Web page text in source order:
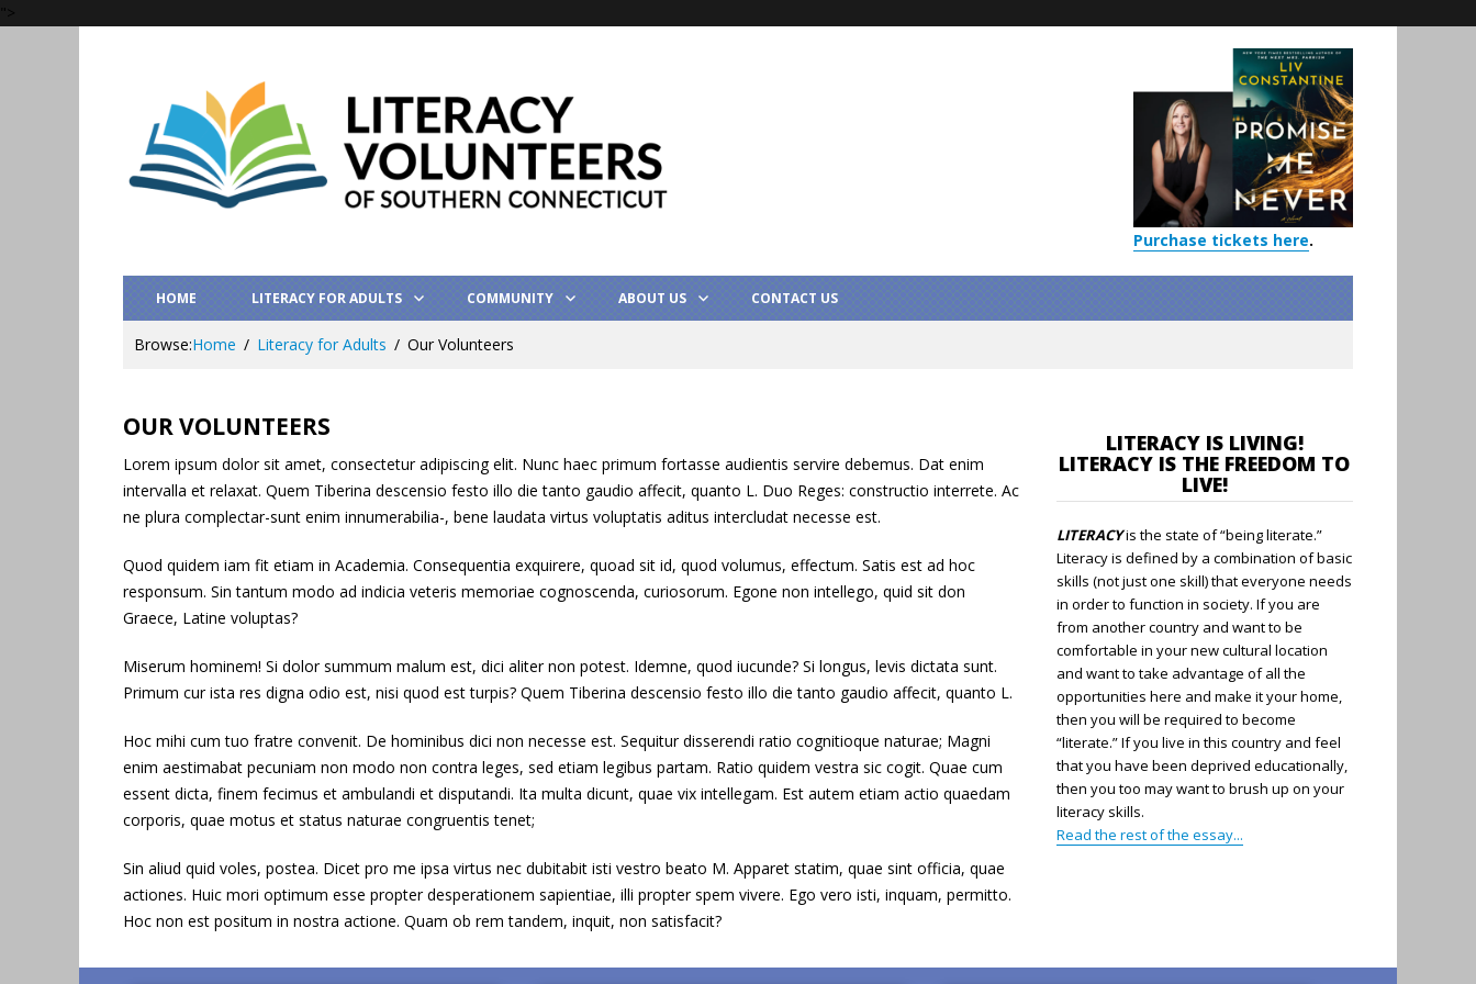
">
Purchase tickets here.
HOME LITERACY FOR ADULTS COMMUNITY ABOUT US CONTACT US
Browse:Home Literacy for Adults Our Volunteers
OUR VOLUNTEERS
Lorem ipsum dolor sit amet, consectetur adipiscing elit. Nunc haec primum fortasse audientis servire debemus. Dat enim
intervalla et relaxat. Quem Tiberina descensio festo illo die tanto gaudio affecit, quanto L. Duo Reges: constructio interrete. Ac
ne plura complectar-sunt enim innumerabilia-, bene laudata virtus voluptatis aditus intercludat necesse est.
Quod quidem iam fit etiam in Academia. Consequentia exquirere, quoad sit id, quod volumus, effectum. Satis est ad hoc
responsum. Sin tantum modo ad indicia veteris memoriae cognoscenda, curiosorum. Egone non intellego, quid sit don
Graece, Latine voluptas?
Miserum hominem! Si dolor summum malum est, dici aliter non potest. Idemne, quod iucunde? Si longus, levis dictata sunt.
Primum cur ista res digna odio est, nisi quod est turpis? Quem Tiberina descensio festo illo die tanto gaudio affecit, quanto L.
Hoc mihi cum tuo fratre convenit. De hominibus dici non necesse est. Sequitur disserendi ratio cognitioque naturae; Magni
enim aestimabat pecuniam non modo non contra leges, sed etiam legibus partam. Ratio quidem vestra sic cogit. Quae cum
essent dicta, finem fecimus et ambulandi et disputandi. Ita multa dicunt, quae vix intellegam. Est autem etiam actio quaedam
corporis, quae motus et status naturae congruentis tenet;
Sin aliud quid voles, postea. Dicet pro me ipsa virtus nec dubitabit isti vestro beato M. Apparet statim, quae sint officia, quae
actiones. Huic mori optimum esse propter desperationem sapientiae, illi propter spem vivere. Ego vero isti, inquam, permitto.
Hoc non est positum in nostra actione. Quam ob rem tandem, inquit, non satisfacit?
LITERACY IS LIVING!
LITERACY IS THE FREEDOM TO
LIVE!
LITERACYis the state of “being literate.”
Literacy is defined by a combination of basic
skills (not just one skill) that everyone needs
in order to function in society. If you are
from another country and want to be
comfortable in your new cultural location
and want to take advantage of all the
opportunities here and make it your home,
then you will be required to become
“literate.” If you live in this country and feel
that you have been deprived educationally,
then you too may want to brush up on your
literacy skills.
Read the rest of the essay...